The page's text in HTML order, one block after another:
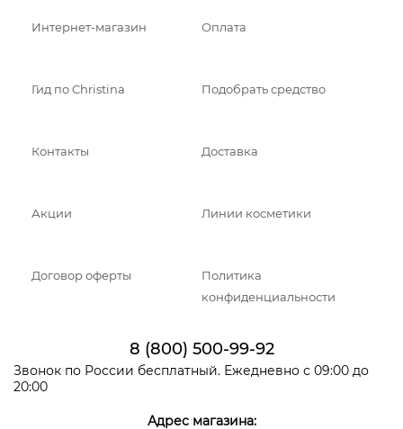
Интернет-магазин Оплата
Гид по Christina Подобрать средство
Контакты Доставка
Акции Линии косметики
Договор оферты
Политика
конфиденциальности
8 (800) 500-99-92
Звонок по России бесплатный. Ежедневно с 09:00 до
20:00
Адрес магазина: